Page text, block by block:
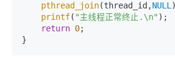
pthread_join(thread_id,NULL
printf( "主线程正常终止.\n" );
return 0;
}